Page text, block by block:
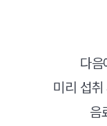
다
미리 섭취
음